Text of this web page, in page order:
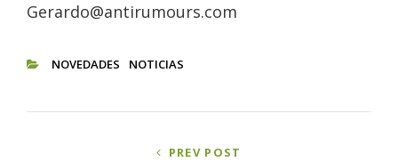
Gerardo@antirumours.com
NOVEDADES NOTICIAS
PREV POST